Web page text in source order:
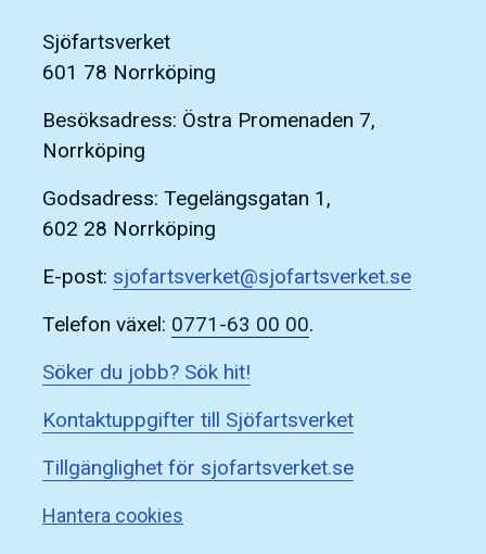
Sjöfartsverket
601 78 Norrköping
Besöksadress: Östra Promenaden 7,
Norrköping
Godsadress: Tegelängsgatan 1,
602 28 Norrköping
E-post: sjofartsverket@sjofartsverket.se
Telefon växel: 0771-63 00 00.
Söker du jobb? Sök hit!
Kontaktuppgifter till Sjöfartsverket
Tillgänglighet för sjofartsverket.se
Hantera cookies